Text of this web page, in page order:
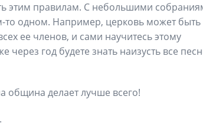
этим правилам. С небольшими
то одном. Например, церковь может быть
ее членов, и сами научитесь этому
через год будете знать наизусть все
община делает лучше всего!